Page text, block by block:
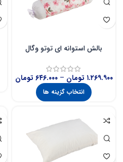
بالش استوانه ای توتو وگال
۱.۲۶۹.۹۰۰ تومان – ۶۴۶.۰۰۰ تومان
انتخاب گزینه ها